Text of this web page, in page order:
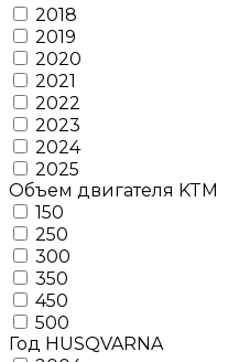
2018
2019
2020
2021
2022
2023
2024
2025
Объем двигателя KTM
150
250
300
350
450
500
Год HUSQVARNA